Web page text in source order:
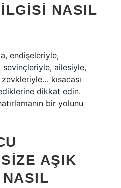
NASIL
endişeleriyle,
sevinçleriyle, ailesiyle,
kısacası
dikkat edin.
bir yolunu
AŞIK
NASIL